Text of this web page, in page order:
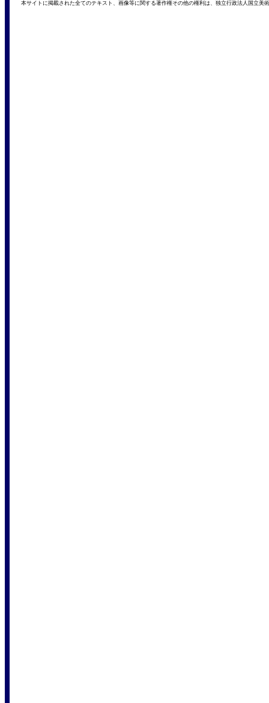
本サイトに掲載された全てのテキスト、画像等に関する著作権その他の権利は、独立行政法人国立